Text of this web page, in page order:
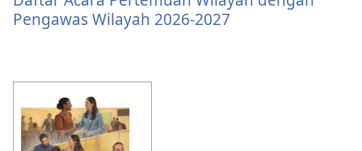
publikasi
Daftar
Wilayah
dengan
Pengawas
video
Wilayah
dengan
Pengawas
Acara
Pertemuan
Pengawas
Wilayah
2026-
Pengawas Wilayah 2026-2027